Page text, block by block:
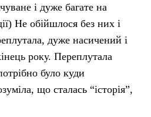
і дуже багате на
Не обійшлося без них і
дуже насичений і
року. Переплутала
було куди
що сталась “історія”,